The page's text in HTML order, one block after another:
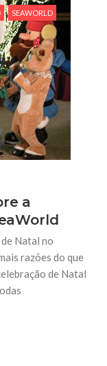
SEAWORLD
a
Natal no
razões do que
de Natal